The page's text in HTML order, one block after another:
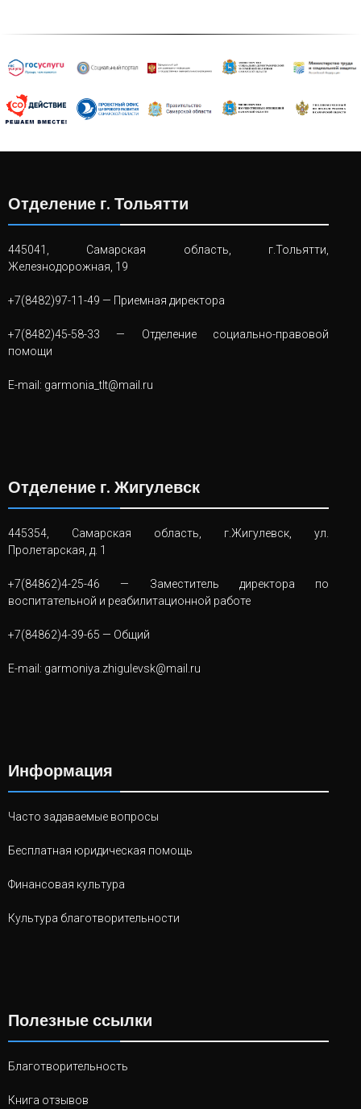
Отделение г. Тольятти
445041, Самарская область, г.Тольятти,
Железнодорожная, 19
+7(8482)97-11-49 — Приемная директора
+7(8482)45-58-33 — Отделение социально-правовой
помощи
E-mail: garmonia_tlt@mail.ru
Отделение г. Жигулевск
445354, Самарская область, г.Жигулевск, ул.
Пролетарская, д. 1
+7(84862)4-25-46 — Заместитель директора по
воспитательной и реабилитационной работе
+7(84862)4-39-65 — Общий
E-mail: garmoniya.zhigulevsk@mail.ru
Информация
Часто задаваемые вопросы
Бесплатная юридическая помощь
Финансовая культура
Культура благотворительности
Полезные ссылки
Благотворительность
Книга отзывов